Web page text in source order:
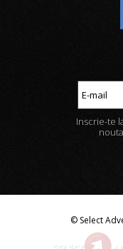
Inscrie-te
© Select